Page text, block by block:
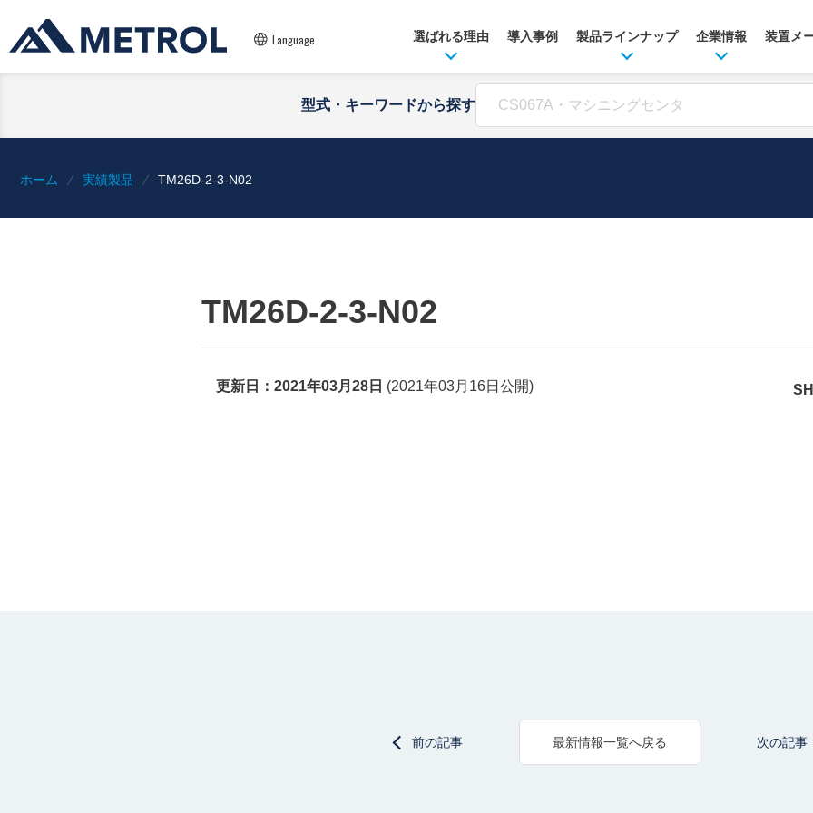
Language 選ばれる理由 導入事例 製品ラインナップ 企業情報 装置メ
型式・キーワードから探す
ホーム 実績製品 TM26D-2-3-N02
TM26D-2-3-N02
更新日： 2021年03月28日 (2021年03月16日 公開)
前の記事 最新情報一覧へ戻る 次の記事